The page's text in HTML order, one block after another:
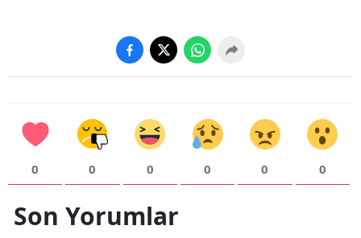
Bayburt
Karaman
Batman
Şırnak
0 0 0 0 0 0
Son Yorumlar